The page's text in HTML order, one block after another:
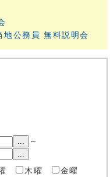
地公務員 無料説明会
... ～
...
木曜
金曜